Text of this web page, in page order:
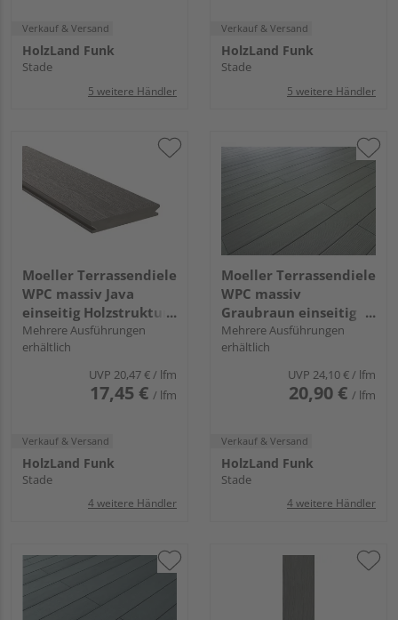
Verkauf & Versand
HolzLand Funk
Stade
5 weitere Händler
Verkauf & Versand
HolzLand Funk
Stade
5 weitere Händler
Moeller Terrassendiele
WPC massiv Java
einseitig Holzstruktur
Terrafina lounge - 21 x
146 mm
Mehrere Ausführungen
erhältlich
UVP 20,47 €/ lfm
17,45 € / lfm
Verkauf & Versand
HolzLand Funk
Stade
4 weitere Händler
Moeller Terrassendiele
WPC massiv
Graubraun einseitig
geriffelt Terrafina
massiv XL - 21 x 196
Mehrere Ausführungen
erhältlich
UVP 24,10 €/ lfm
20,90 € / lfm
Verkauf & Versand
HolzLand Funk
Stade
4 weitere Händler